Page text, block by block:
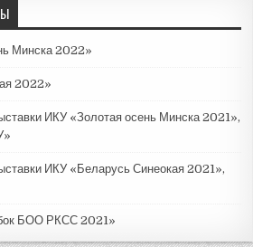
Минска 2022»
2022»
ИКУ «Золотая осень Минска 2021»,
ИКУ «Беларусь Синеокая 2021»,
БОО РКСС 2021»